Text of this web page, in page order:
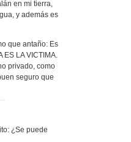
en mi tierra,
y además es
que antaño: Es
LA VICTIMA.
privado, como
seguro que
¿Se puede